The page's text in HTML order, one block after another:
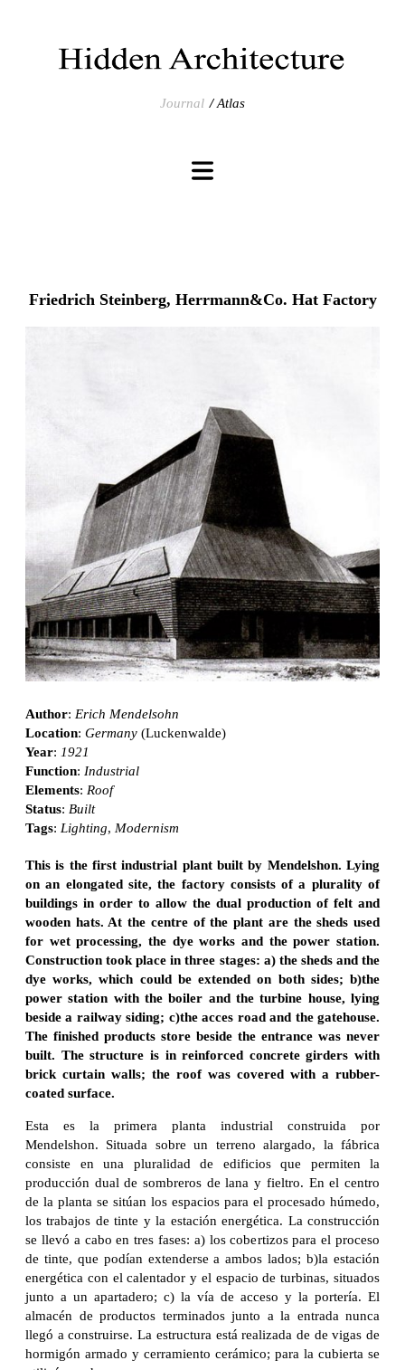
Journal Atlas
Friedrich Steinberg, Herrmann&Co. Hat Factory
Author: Erich Mendelsohn
Location: Germany (Luckenwalde)
Year: 1921
Function: Industrial
Elements: Roof
Status: Built
Tags: Lighting, Modernism
This is the first industrial plant built by Mendelshon. Lying
on an elongated site, the factory consists of a plurality of
buildings in order to allow the dual production of felt and
wooden hats. At the centre of the plant are the sheds used
for wet processing, the dye works and the power station.
Construction took place in three stages: a) the sheds and the
dye works, which could be extended on both sides; b)the
power station with the boiler and the turbine house, lying
beside a railway siding; c)the acces road and the gatehouse.
The finished products store beside the entrance was never
built. The structure is in reinforced concrete girders with
brick curtain walls; the roof was covered with a rubber-
coated surface.
Esta es la primera planta industrial construida por
Mendelshon. Situada sobre un terreno alargado, la fábrica
consiste en una pluralidad de edificios que permiten la
producción dual de sombreros de lana y fieltro. En el centro
de la planta se sitúan los espacios para el procesado húmedo,
los trabajos de tinte y la estación energética. La construcción
se llevó a cabo en tres fases: a) los cobertizos para el proceso
de tinte, que podían extenderse a ambos lados; b)la estación
energética con el calentador y el espacio de turbinas, situados
junto a un apartadero; c) la vía de acceso y la portería. El
almacén de productos terminados junto a la entrada nunca
llegó a construirse. La estructura está realizada de de vigas de
hormigón armado y cerramiento cerámico; para la cubierta se